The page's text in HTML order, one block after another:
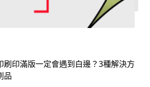
刷印滿版一定會遇到白邊？3種解決方
品